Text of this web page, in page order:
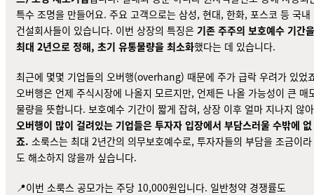
특수 조명을 만들어요. 주요 고객으로는 삼성, 현대, 한화, 포스코 등 국내
건설회사들이 있습니다. 이번 상장의 특징은 기존 주주의 보호예수 기간을
최대 2년으로 정해, 초기 유통물량을 최소화했다는 데 있습니다.
최근에 몇몇 기업들의 오버행(overhang) 때문에 주가 급락 우려가 있었
오버행은 언제 주식시장에 나올지 모르지만, 언제든 나올 가능성이 큰 매
물량을 뜻합니다. 보호예수 기간이 짧게 잡혀, 상장 이후 얼마 지나지 않아
오버행이 많이 걸려있는 기업들은 투자자 입장에서 부담스러울 수밖에 없
죠. 소룩스는 최대 2년간의 의무보호예수로, 투자자들의 부담을 조금이라
도 해소하지 않을까 싶습니다.
📍이번 소룩스 공모가는 주당 10,000원입니다. 일반청약 경쟁률도